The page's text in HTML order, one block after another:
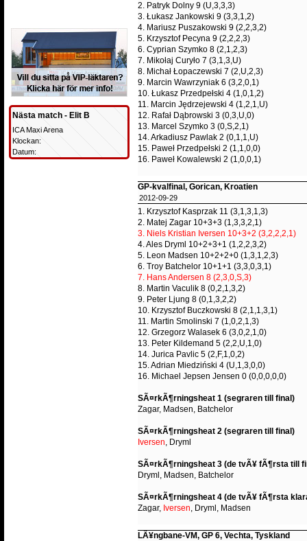
Nästa match - Elit B
ICA Maxi Arena
Klockan:
Datum:
2. Patryk Dolny 9 (U,3,3,3)
3. Łukasz Jankowski 9 (3,3,1,2)
4. Mariusz Puszakowski 9 (2,2,3,2)
5. Krzysztof Pecyna 9 (2,2,2,3)
6. Cyprian Szymko 8 (2,1,2,3)
7. Mikołaj Curyło 7 (3,1,3,U)
8. Michał Łopaczewski 7 (2,U,2,3)
9. Marcin Wawrzyniak 6 (3,2,0,1)
10. Łukasz Przedpełski 4 (1,0,1,2)
11. Marcin Jędrzejewski 4 (1,2,1,U)
12. Rafał Dąbrowski 3 (0,3,U,0)
13. Marcel Szymko 3 (0,S,2,1)
14. Arkadiusz Pawlak 2 (0,1,1,U)
15. Paweł Przedpełski 2 (1,1,0,0)
16. Paweł Kowalewski 2 (1,0,0,1)
GP-kvalfinal, Gorican, Kroatien
2012-09-29
1. Krzysztof Kasprzak 11 (3,1,3,1,3)
2. Matej Zagar 10+3+3 (1,3,3,2,1)
3. Niels Kristian Iversen 10+3+2 (3,2,2,2,1)
4. Ales Dryml 10+2+3+1 (1,2,2,3,2)
5. Leon Madsen 10+2+2+0 (1,3,1,2,3)
6. Troy Batchelor 10+1+1 (3,3,0,3,1)
7. Hans Andersen 8 (2,3,0,S,3)
8. Martin Vaculik 8 (0,2,1,3,2)
9. Peter Ljung 8 (0,1,3,2,2)
10. Krzysztof Buczkowski 8 (2,1,1,3,1)
11. Martin Smolinski 7 (1,0,2,1,3)
12. Grzegorz Walasek 6 (3,0,2,1,0)
13. Peter Kildemand 5 (2,2,U,1,0)
14. Jurica Pavlic 5 (2,F,1,0,2)
15. Adrian Miedziński 4 (U,1,3,0,0)
16. Michael Jepsen Jensen 0 (0,0,0,0,0)
SÃ¤rkÃ¶rningsheat 1 (segraren till final)
Zagar, Madsen, Batchelor
SÃ¤rkÃ¶rningsheat 2 (segraren till final)
Iversen, Dryml
SÃ¤rkÃ¶rningsheat 3 (de tvÃ¥ fÃ¶rsta till
Dryml, Madsen, Batchelor
SÃ¤rkÃ¶rningsheat 4 (de tvÃ¥ fÃ¶rsta
Zagar, Iversen, Dryml, Madsen
LÃ¥ngbane-VM, GP 6, Vechta, Tyskland